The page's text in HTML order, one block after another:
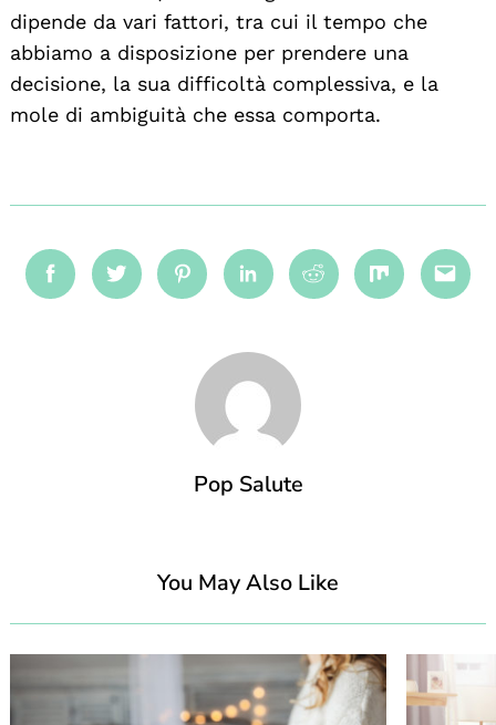
dipende da vari fattori, tra cui il tempo che
abbiamo a disposizione per prendere una
decisione, la sua difficoltà complessiva, e la
mole di ambiguità che essa comporta.
FacebookTwitter PinterestLinkedinRedditMix
Pop Salute
You May Also Like